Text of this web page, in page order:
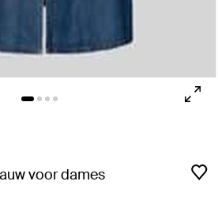
voor dames